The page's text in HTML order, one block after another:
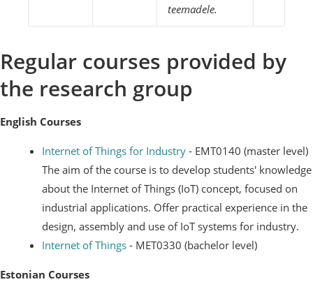
teemadele.
Regular courses provided by
the research group
English Courses
Internet of Things for Industry - EMT0140 (master level)
The aim of the course is to develop students' knowledge
about the Internet of Things (IoT) concept, focused on
industrial applications. Offer practical experience in the
design, assembly and use of IoT systems for industry.
Internet of Things - MET0330 (bachelor level)
Estonian Courses